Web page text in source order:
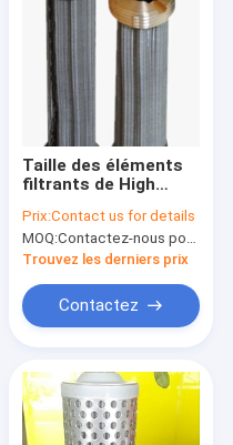
Taille des éléments
filtrants de High
d'excavatrice PC200-
5 80/83mm
Prix:Contact us for details
MOQ:Contactez-nous pour des détails
Trouvez les derniers prix
Contactez